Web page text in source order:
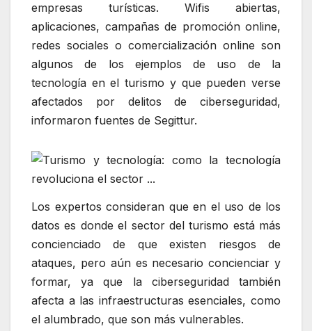
empresas turísticas. Wifis abiertas,
aplicaciones, campañas de promoción online,
redes sociales o comercialización online son
algunos de los ejemplos de uso de la
tecnología en el turismo y que pueden verse
afectados por delitos de ciberseguridad,
informaron fuentes de Segittur.
Los expertos consideran que en el uso de los
datos es donde el sector del turismo está más
concienciado de que existen riesgos de
ataques, pero aún es necesario concienciar y
formar, ya que la ciberseguridad también
afecta a las infraestructuras esenciales, como
el alumbrado, que son más vulnerables.